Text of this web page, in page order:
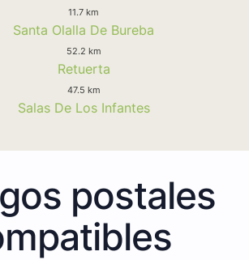
11.7 km
Santa Olalla De Bureba
52.2 km
Retuerta
47.5 km
Salas De Los Infantes
postales